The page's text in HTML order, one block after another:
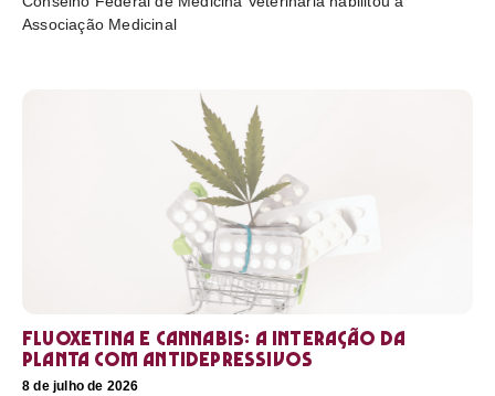
Associação Medicinal
Fluoxetina e Cannabis: a interação da
planta com antidepressivos
8 de julho de 2026